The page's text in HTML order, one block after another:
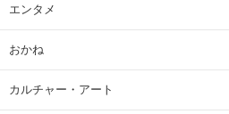
エンタメ
おかね
カルチャー・アート